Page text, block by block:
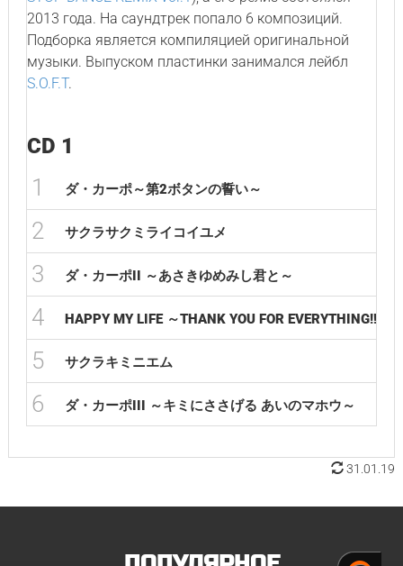
2013 года. На саундтрек попало 6 композиций.
Подборка является компиляцией оригинальной
музыки. Выпуском пластинки занимался лейбл
S.O.F.T.
CD 1
1 ダ・カーポ～第2ボタンの誓い～
2 サクラサクミライコイユメ
3 ダ・カーポII ～あさきゆめみし君と～
4 HAPPY MY LIFE ～THANK YOU FOR EVERYTHING!!～
5 サクラキミニエム
6 ダ・カーポIII ～キミにささげる あいのマホウ～
31.01.19